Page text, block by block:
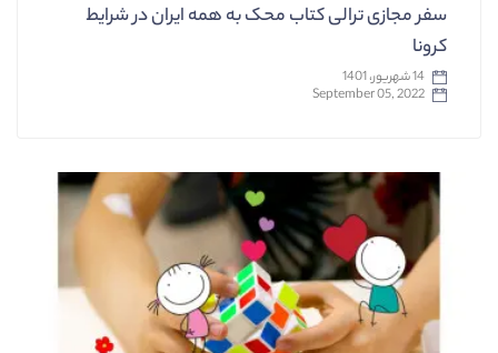
سفر مجازی ترالی کتاب محک به همه ایران در شرایط
کرونا